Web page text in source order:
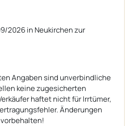
2026 in Neukirchen zur
Angaben sind unverbindliche
keine zugesicherten
haftet nicht für Irrtümer,
Änderungen